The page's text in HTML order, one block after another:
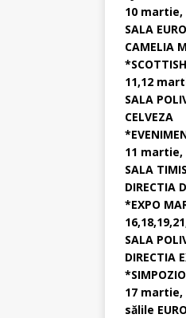
10 martie,
SALA
CAMELIA
11,12
SALA
CELVEZA
11 martie,
SALA
DIRECTIA
*EXPO
SALA
DIRECTIA
17 martie,
sălile